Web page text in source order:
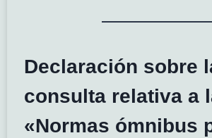
Declaración sobre
consulta relativa a
«Normas ómnibus